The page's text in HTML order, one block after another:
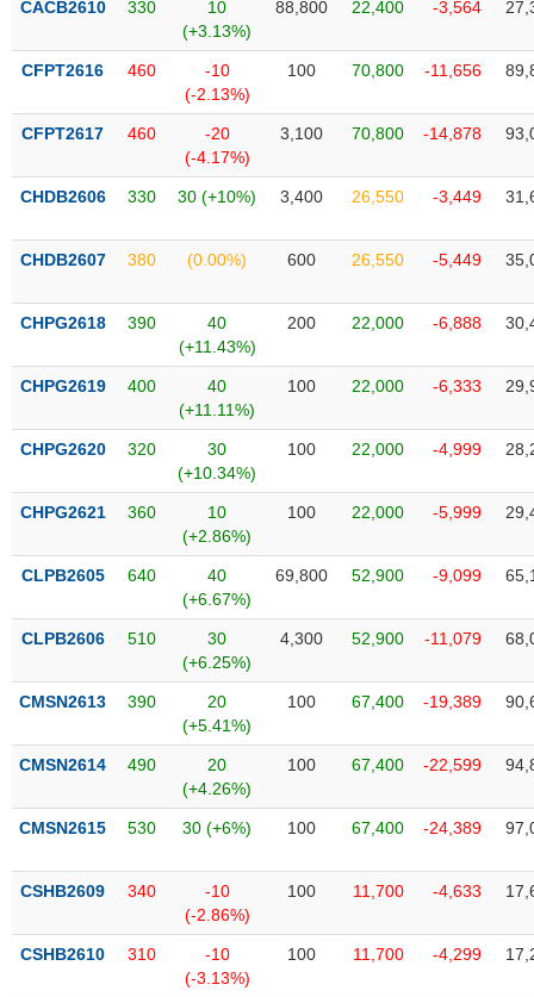
Tâm
thị
trường
CACB2610 330
10
(+3.13%)
88,800 22,400 -3,564
CFPT2616 460
-10
(-2.13%)
100 70,800 -11,656
CFPT2617 460
-20
(-4.17%)
3,100 70,800 -14,878
CHDB2606 330 30 (+10%) 3,400 26,550 -3,449
CHDB2607 380 (0.00%) 600 26,550 -5,449
CHPG2618 390
40
(+11.43%)
200 22,000 -6,888
CHPG2619 400
40
(+11.11%)
100 22,000 -6,333
CHPG2620 320
30
(+10.34%)
100 22,000 -4,999
CHPG2621 360
10
(+2.86%)
100 22,000 -5,999
CLPB2605 640
40
(+6.67%)
69,800 52,900 -9,099
CLPB2606 510
30
(+6.25%)
4,300 52,900 -11,079
CMSN2613 390
20
(+5.41%)
100 67,400 -19,389
CMSN2614 490
20
(+4.26%)
100 67,400 -22,599
CMSN2615 530 30 (+6%) 100 67,400 -24,389
CSHB2609 340
-10
(-2.86%)
100 11,700 -4,633
CSHB2610 310
-10
(-3.13%)
100 11,700 -4,299
DÙNG
THIẾT
YẾU
TIÊU
THIẾT
YẾU
CHĂM
SỨC
TÀI
TIN